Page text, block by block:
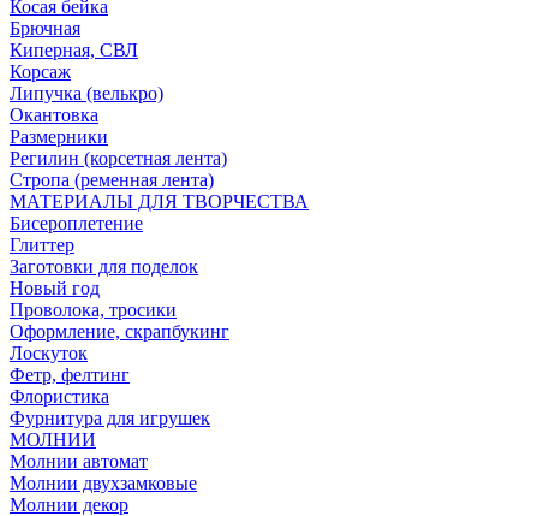
Косая бейка
Брючная
Киперная, СВЛ
Корсаж
Липучка (велькро)
Окантовка
Размерники
Регилин (корсетная лента)
Стропа (ременная лента)
МАТЕРИАЛЫ ДЛЯ ТВОРЧЕСТВА
Бисероплетение
Глиттер
Заготовки для поделок
Новый год
Проволока, тросики
Оформление, скрапбукинг
Лоскуток
Фетр, фелтинг
Флористика
Фурнитура для игрушек
МОЛНИИ
Молнии автомат
Молнии двухзамковые
Молнии декор